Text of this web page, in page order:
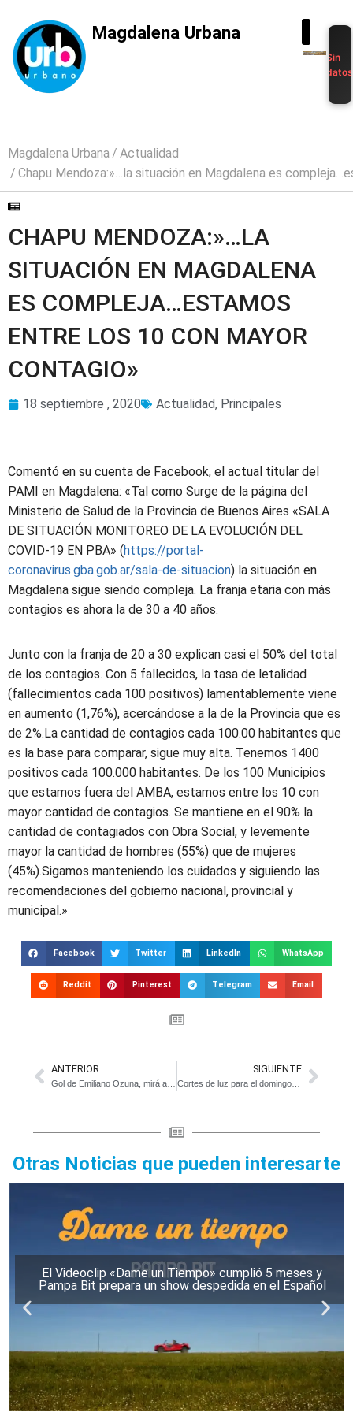
Magdalena Urbana
Sin
datos
Magdalena Urbana
Actualidad
Chapu Mendoza:»…la situación en Magdalena es
CHAPU MENDOZA:»…LA
SITUACIÓN EN MAGDALENA
ES COMPLEJA…ESTAMOS
ENTRE LOS 10 CON MAYOR
CONTAGIO»
18 septiembre , 2020 Actualidad, Principales
Comentó en su cuenta de Facebook, el actual titular del
PAMI en Magdalena: «Tal como Surge de la página del
Ministerio de Salud de la Provincia de Buenos Aires «SALA
DE SITUACIÓN MONITOREO DE LA EVOLUCIÓN DEL
COVID-19 EN PBA» (https://portal-
coronavirus.gba.gob.ar/sala-de-situacion) la situación en
Magdalena sigue siendo compleja. La franja etaria con más
contagios es ahora la de 30 a 40 años.
Junto con la franja de 20 a 30 explican casi el 50% del total
de los contagios. Con 5 fallecidos, la tasa de letalidad
(fallecimientos cada 100 positivos) lamentablemente viene
en aumento (1,76%), acercándose a la de la Provincia que es
de 2%.La cantidad de contagios cada 100.00 habitantes que
es la base para comparar, sigue muy alta. Tenemos 1400
positivos cada 100.000 habitantes. De los 100 Municipios
que estamos fuera del AMBA, estamos entre los 10 con
mayor cantidad de contagios. Se mantiene en el 90% la
cantidad de contagiados con Obra Social, y levemente
mayor la cantidad de hombres (55%) que de mujeres
(45%).Sigamos manteniendo los cuidados y siguiendo las
recomendaciones del gobierno nacional, provincial y
municipal.»
Facebook Twitter LinkedIn WhatsApp
Reddit Pinterest Telegram Email
ANTERIOR SIGUIENTE
Cortes de luz para el domingo 20/9. Informe de EDELAP
Otras Noticias que pueden interesarte
El Videoclip «Dame un Tiempo» cumplió 5 meses y
Pampa Bit prepara un show despedida en el Español